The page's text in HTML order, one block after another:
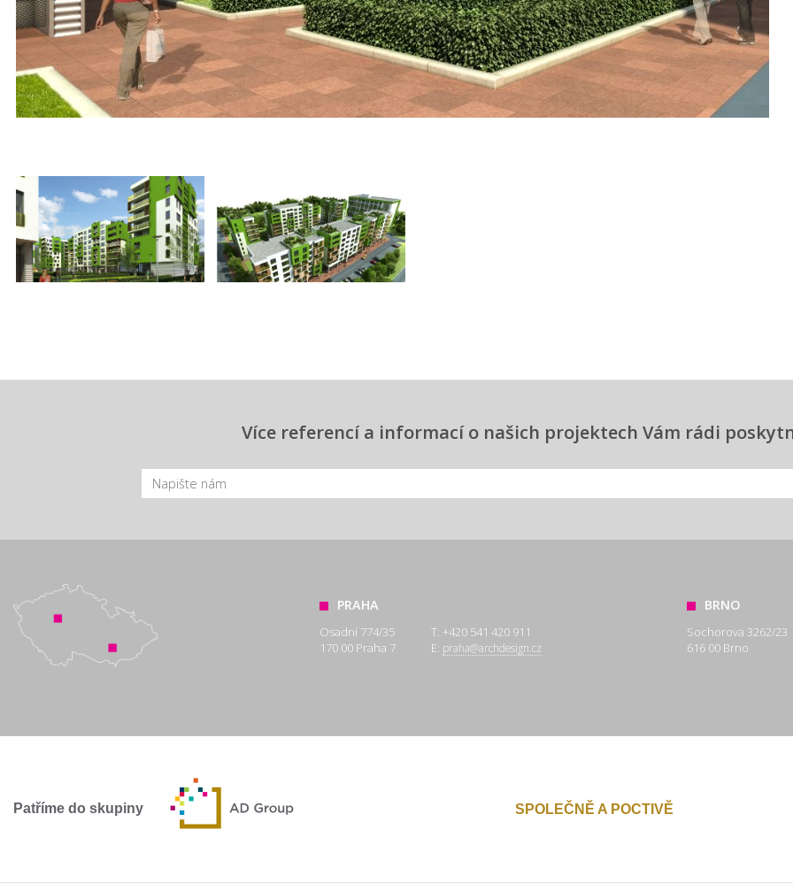
Více referencí a informací o našich projektech Vám rádi
PRAHA
Osadní 774/35
170 00 Praha 7
T: +420 541 420 911
E: praha@archdesign.cz
BRNO
Sochorova 3262/23
616 00 Brno
Patříme do skupiny SPOLEČNĚ A POCTIVĚ